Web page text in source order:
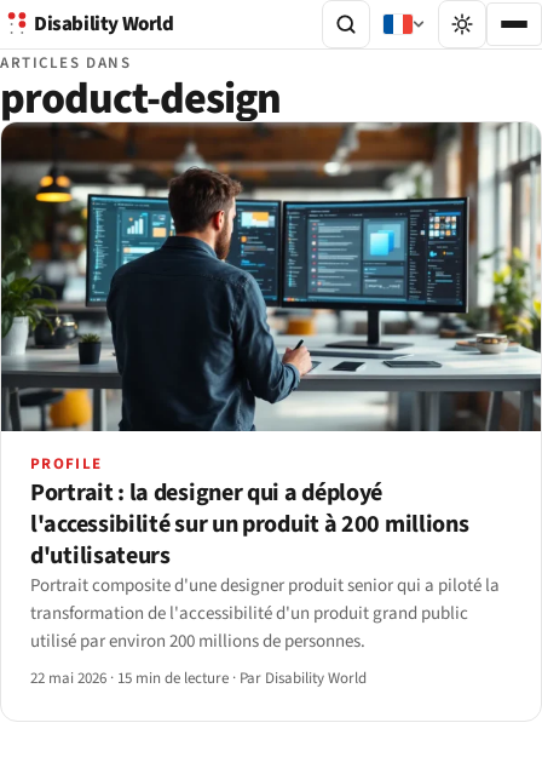
Disability World
ARTICLES DANS
product-design
PROFILE
Portrait : la designer qui a déployé
l'accessibilité sur un produit à 200 millions
d'utilisateurs
Portrait composite d'une designer produit senior qui a piloté la
transformation de l'accessibilité d'un produit grand public
utilisé par environ 200 millions de personnes.
22 mai 2026 · 15 min de lecture · Par Disability World